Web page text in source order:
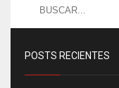
POSTS RECIENTES